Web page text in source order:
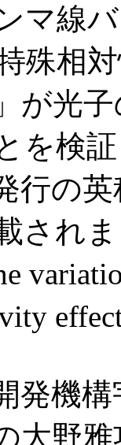
マ線
殊相
が光
を検
行の
され
発機構
大野